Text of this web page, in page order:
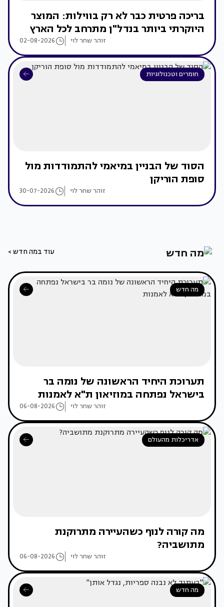
בריכה פרטית כבר לא רק בווילות: המוצר
היוקרתי ביותר בנדל"ן מתרחב לכל הארץ
זוהר שחר לוי 02-08-2026
חומרים וטכנולוגיות
הסוד של הבניין במיאמי להתמודדות מול
סופת הוריקן
זוהר שחר לוי 30-07-2026
עוד במה חדש >
מה חדש
תערוכת היחיד הראשונה של נומה בר
בישראל נפתחה במוזיאון ת"א לאמנות
זוהר שחר לוי 06-08-2026
אדריכלות מהעולם
מה קורה לנוף כשהעיירה מתרוקנת
מתושביה?
זוהר שחר לוי 06-08-2026
מה חדש